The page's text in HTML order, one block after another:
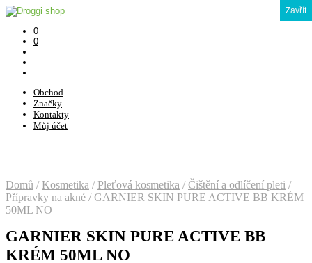
0
0
Obchod
Značky
Kontakty
Můj účet
Domů / Kosmetika / Pleťová kosmetika / Čištění a odlíčení pleti /
Přípravky na akné /GARNIER SKIN PURE ACTIVE BB KRÉM
50ML NO
GARNIER SKIN PURE ACTIVE BB
KRÉM 50ML NO
Zavřít